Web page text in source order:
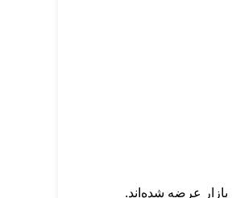
بازار عرضه شده‌اند.